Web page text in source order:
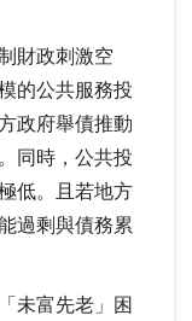
財政刺激空
的公共服務投
政府舉債推動
同時，公共投
低。且若地方
過剩與債務累
未富先老」困